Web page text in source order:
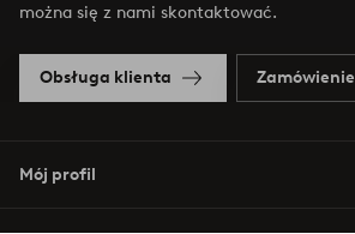
można się z nami skontaktować.
Obsługa klienta Zamówienie
Mój profil